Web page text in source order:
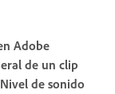
Adobe
de un clip
de sonido